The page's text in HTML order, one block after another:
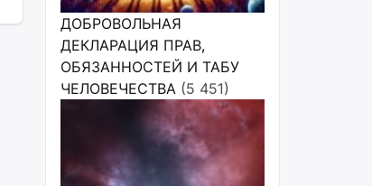
ДОБРОВОЛЬНАЯ
ДЕКЛАРАЦИЯ ПРАВ,
ОБЯЗАННОСТЕЙ И ТАБУ
ЧЕЛОВЕЧЕСТВА (5 451)